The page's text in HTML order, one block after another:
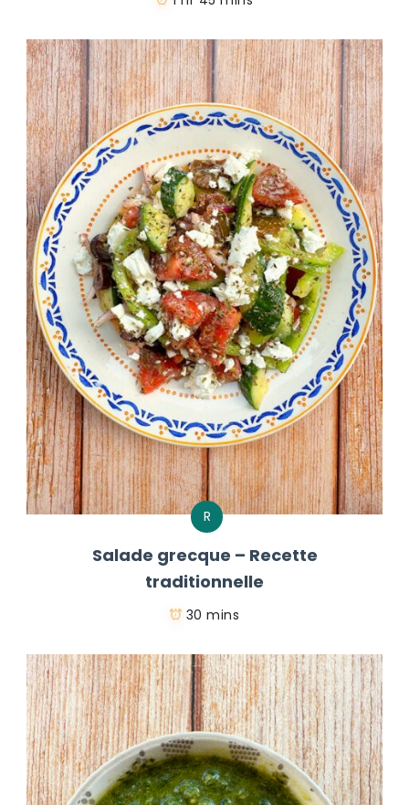
R
Salade grecque – Recette
traditionnelle
30 mins